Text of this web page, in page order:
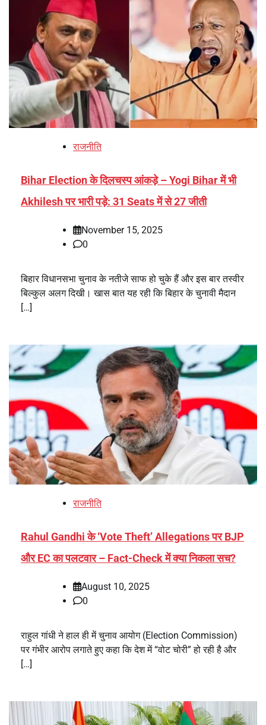
राजनीति
Bihar Election के दिलचस्प आंकड़े – Yogi Bihar में भी
Akhilesh पर भारी पड़े: 31 Seats में से 27 जीती
November 15, 2025
0
बिहार विधानसभा चुनाव के नतीजे साफ हो चुके हैं और इस बार तस्वीर
बिल्कुल अलग दिखी। खास बात यह रही कि बिहार के चुनावी मैदान
[…]
राजनीति
Rahul Gandhi के ‘Vote Theft’ Allegations पर BJP
और EC का पलटवार – Fact-Check में क्या निकला सच?
August 10, 2025
0
राहुल गांधी ने हाल ही में चुनाव आयोग (Election Commission)
पर गंभीर आरोप लगाते हुए कहा कि देश में “वोट चोरी” हो रही है और
[…]